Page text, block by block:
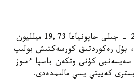
استانا. قازاقپارات - 2015 - جىلى جاپونياعا 19,73 ميلليون
بۇل رەكوردتىق كورسەكتىش بولىپ
سەيسەنبى كۇنى وتكەن باسپا ءسوز
كەييتي يسي مالىمدەدى.